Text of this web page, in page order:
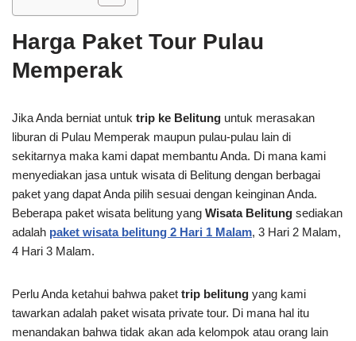
Harga Paket Tour Pulau
Memperak
Jika Anda berniat untuk trip ke Belitung untuk merasakan
liburan di Pulau Memperak maupun pulau-pulau lain di
sekitarnya maka kami dapat membantu Anda. Di mana kami
menyediakan jasa untuk wisata di Belitung dengan berbagai
paket yang dapat Anda pilih sesuai dengan keinginan Anda.
Beberapa paket wisata belitung yang Wisata Belitung sediakan
adalah paket wisata belitung 2 Hari 1 Malam, 3 Hari 2 Malam,
4 Hari 3 Malam.
Perlu Anda ketahui bahwa paket trip belitung yang kami
tawarkan adalah paket wisata private tour. Di mana hal itu
menandakan bahwa tidak akan ada kelompok atau orang lain